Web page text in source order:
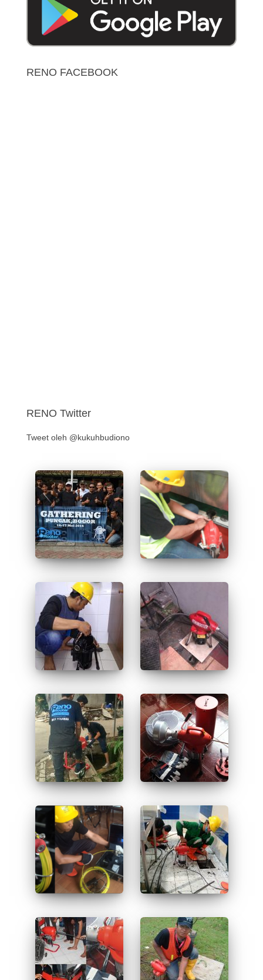
RENO FACEBOOK
RENO Twitter
Tweet oleh @kukuhbudiono